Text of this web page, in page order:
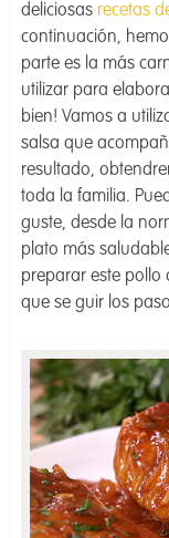
deliciosas recetas
continuación,
parte es la más
utilizar para
bien! Vamos a
salsa que
resultado,
toda la familia.
guste, desde la
plato más
preparar este pollo
que se guir los